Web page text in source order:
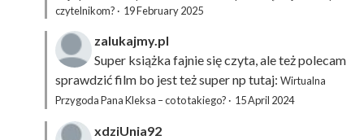
czytelnikom? · 19 February 2025
zalukajmy.pl
Super książka fajnie się czyta, ale też polecam
sprawdzić film bo jest też super np tutaj: Wirtualna
Przygoda Pana Kleksa – co to takiego? · 15 April 2024
xdziUnia92